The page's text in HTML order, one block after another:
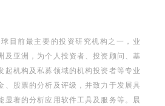
目前最主要的投资研究机构之一，业
及亚洲，为个人投资者、投资顾问、基
起机构及私募领域的机构投资者等专业
、股票的分析及评级，并致力于发展具
显著的分析应用软件工具及服务等。晨